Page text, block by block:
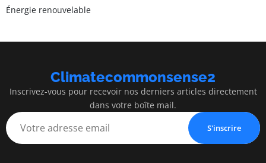
Énergie renouvelable
Climatecommonsense2
Inscrivez-vous pour recevoir nos derniers articles directement
dans votre boîte mail.
S'inscrire